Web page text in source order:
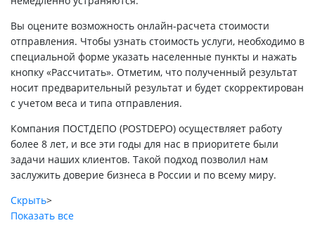
Вы оцените возможность онлайн-расчета стоимости
отправления. Чтобы узнать стоимость услуги, необходимо в
специальной форме указать населенные пункты и нажать
кнопку «Рассчитать». Отметим, что полученный результат
носит предварительный результат и будет скорректирован
с учетом веса и типа отправления.
Компания ПОСТДЕПО (POSTDEPO) осуществляет работу
более 8 лет, и все эти годы для нас в приоритете были
задачи наших клиентов. Такой подход позволил нам
заслужить доверие бизнеса в России и по всему миру.
Скрыть>
Показать все